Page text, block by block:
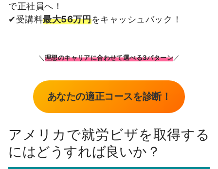
で正社員へ！
✔受講料最大56万円をキャッシュバック！
＼理想のキャリアに合わせて選べる3パターン／
あなたの適正コースを診断！
アメリカで就労ビザを取得する
にはどうすれば良いか？